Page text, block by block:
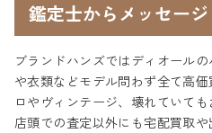
鑑定士からメッセージ
ブランドハンズではディオール
や衣類などモデル問わず全て高
ロやヴィンテージ、壊れていて
店頭での査定以外にも宅配買取や